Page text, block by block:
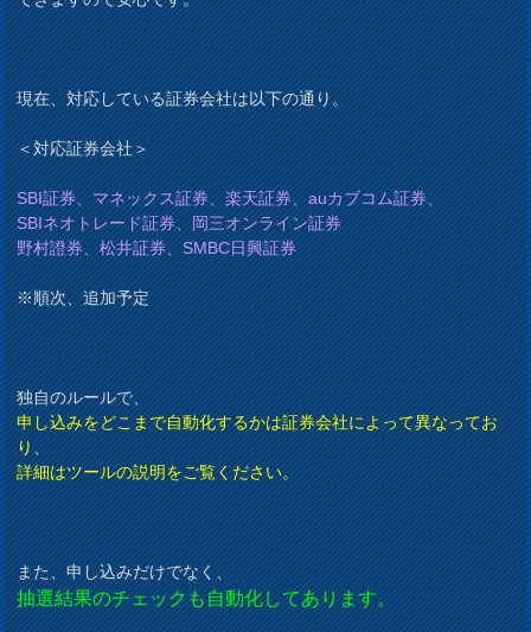
現在、対応している証券会社は以下の通り。
＜対応証券会社＞
SBI証券、マネックス証券、楽天証券、auカブコム証券、
SBIネオトレード証券、岡三オンライン証券
野村證券、松井証券、SMBC日興証券
※順次、追加予定
独自のルールで、
申し込みをどこまで自動化するかは証券会社によって異なってお
り、
詳細はツールの説明をご覧ください。
また、申し込みだけでなく、
抽選結果のチェックも自動化してあります。